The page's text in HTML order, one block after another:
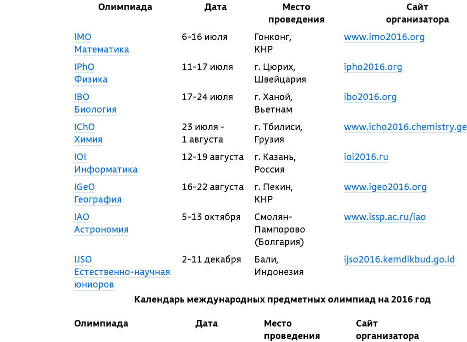
Олимпиада
Дата
Место
проведения
Сайт
организатора
IMO
Математика
6-16 июля
Гонконг,
КНР
www.imo2016.org
IPhO
Физика
11-17 июля
г. Цюрих,
Швейцария
ipho2016.org
IBO
Биология
17-24 июля
г. Ханой,
Вьетнам
ibo2016.org
IChO
Химия
23 июля -
1 августа
г. Тбилиси,
Грузия
www.icho2016.chemistry.ge
IOI
Информатика
12-19 августа
г. Казань,
Россия
ioi2016.ru
IGeO
География
16-22 августа
г. Пекин,
КНР
www.igeo2016.org
IAO
Астрономия
5-13 октября
Смолян-
Пампорово
(Болгария)
www.issp.ac.ru/iao
IJSO
Естественно-научная
юниоров
2-11 декабря
Бали,
Индонезия
ijso2016.kemdikbud.go.id
Календарь международных предметных олимпиад на 2016 год
Олимпиада
Дата
Место
проведения
Сайт
организатора